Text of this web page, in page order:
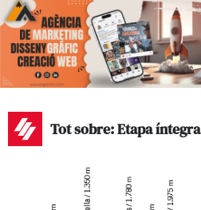
Tot sobre: Etapa íntegra